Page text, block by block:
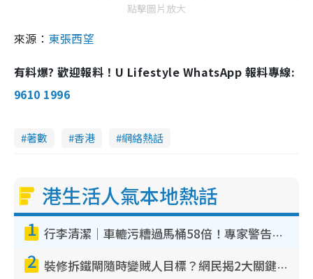
點擊圖片放大
來源： 東張西望
有料爆? 歡迎報料！U Lifestyle WhatsApp 報料專線:
9610 1996
著數 香港 網絡熱話
港生活人氣本地熱話
1 行李清潔｜車轆污糟過馬桶58倍！專家警告忌用酒精抹 教1招免污手除菌
2 裝修拆鐵閘隨時變賊人目標？網民揭2大關鍵用途：裝新式等於白裝？附新舊鐵閘分別